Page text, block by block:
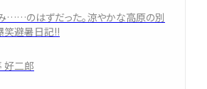
……のはずだった。涼やかな高原の別
笑避暑日記!!
好二郎